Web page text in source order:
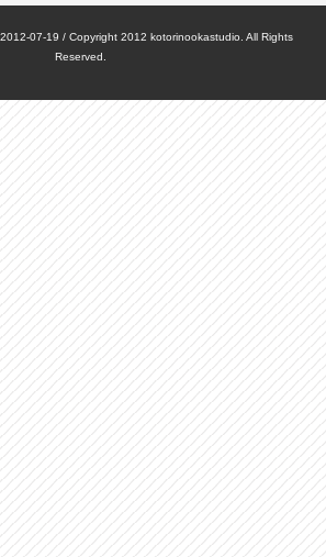
07-19 / Copyright 2012 kotorinookastudio. All Rights
Reserved.